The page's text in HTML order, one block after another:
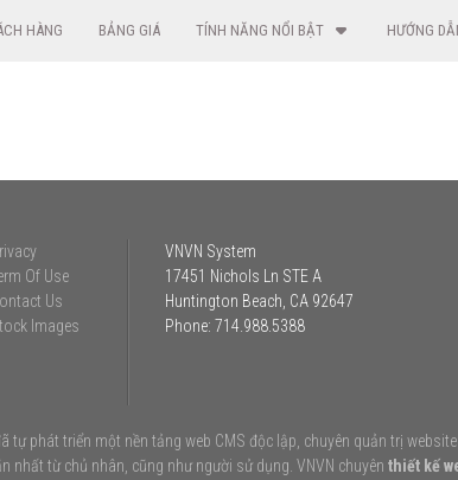
HÀNG BẢNG GIÁ TÍNH NĂNG NỔI BẬT HƯỚNG
Of Use
Us
Images
VNVN System
17451 Nichols Ln STE A
Huntington Beach, CA 92647
Phone: 714.988.5388
tự phát triển một nền tảng web CMS độc lập, chuyên quản trị
từ chủ nhân, cũng như người sử dụng. VNVN chuyên thiết kế